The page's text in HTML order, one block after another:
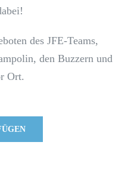
des JFE-Teams,
den Buzzern und
Ort.